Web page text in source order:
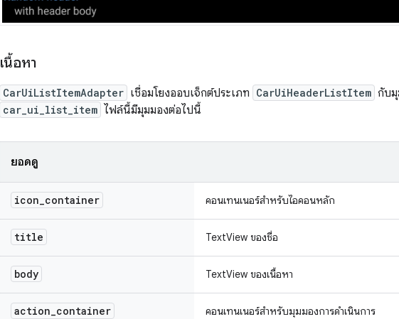
เนื้อหา
CarUiListItemAdapter เชื่อมโยงออบเจ็กต์ประเภท CarUiHeaderListItem กับมุ
car_ui_list_item ไฟล์นี้มีมุมมองต่อไปนี้
ยอดดู
icon_container คอนเทนเนอร์สำหรับไอคอนหลัก
title TextView ของชื่อ
body TextView ของเนื้อหา
action_container คอนเทนเนอร์สําหรับมุมมองการดําเนินการ